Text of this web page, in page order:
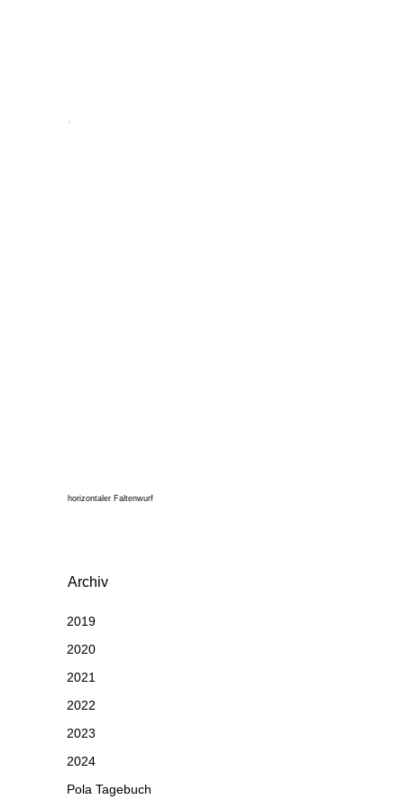
horizontaler Faltenwurf
Archiv
2019
2020
2021
2022
2023
2024
Pola Tagebuch